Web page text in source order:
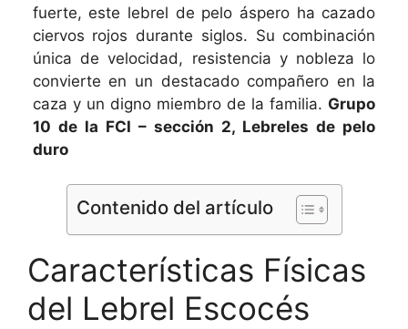
fuerte, este lebrel de pelo áspero ha cazado
ciervos rojos durante siglos. Su combinación
única de velocidad, resistencia y nobleza lo
convierte en un destacado compañero en la
caza y un digno miembro de la familia. Grupo
10 de la FCI – sección 2, Lebreles de pelo
duro
Contenido del artículo
Características Físicas
del Lebrel Escocés